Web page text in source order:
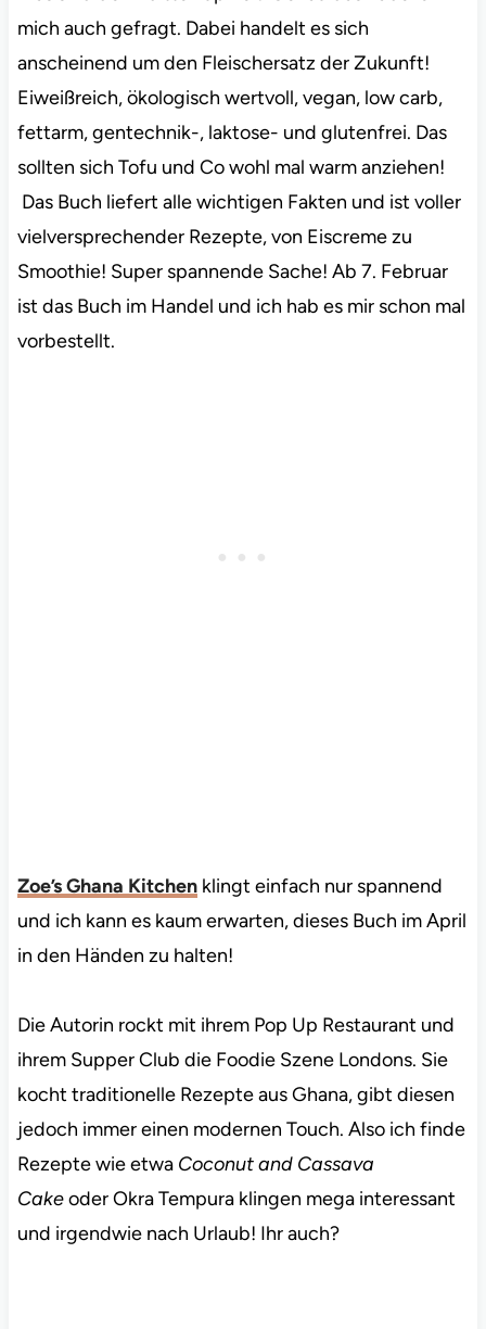
mich auch gefragt. Dabei handelt es sich
anscheinend um den Fleischersatz der Zukunft!
Eiweißreich, ökologisch wertvoll, vegan, low carb,
fettarm, gentechnik-, laktose- und glutenfrei. Das
sollten sich Tofu und Co wohl mal warm anziehen!
Das Buch liefert alle wichtigen Fakten und ist voller
vielversprechender Rezepte, von Eiscreme zu
Smoothie! Super spannende Sache! Ab 7. Februar
ist das Buch im Handel und ich hab es mir schon mal
vorbestellt.
Zoe’s Ghana Kitchenklingt einfach nur spannend
und ich kann es kaum erwarten, dieses Buch im April
in den Händen zu halten!
Die Autorin rockt mit ihrem Pop Up Restaurant und
ihrem Supper Club die Foodie Szene Londons. Sie
kocht traditionelle Rezepte aus Ghana, gibt diesen
jedoch immer einen modernen Touch. Also ich finde
Rezepte wie etwa Coconut and Cassava
Cakeoder Okra Tempura klingen mega interessant
und irgendwie nach Urlaub! Ihr auch?